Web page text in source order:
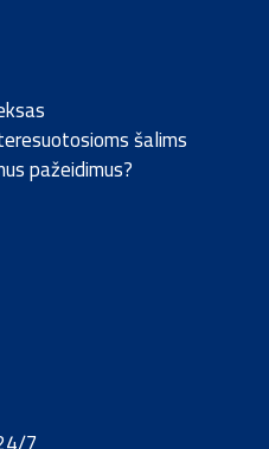
šalims
pažeidimus?